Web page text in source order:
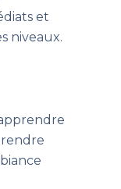
et
niveaux.
rendre